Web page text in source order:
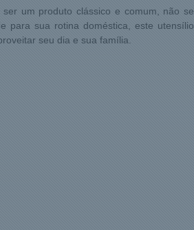
um produto clássico e comum, não se
para sua rotina doméstica, este utensílio
seu dia e sua família.